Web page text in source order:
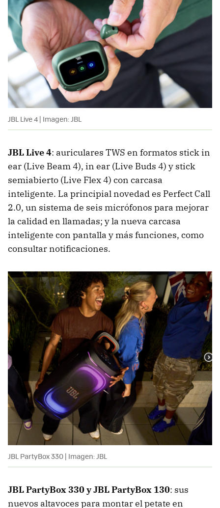
JBL Live 4 | Imagen: JBL
JBL Live 4: auriculares TWS en formatos stick in
ear (Live Beam 4), in ear (Live Buds 4) y stick
semiabierto (Live Flex 4) con carcasa
inteligente. La principial novedad es Perfect Call
2.0, un sistema de seis micrófonos para mejorar
la calidad en llamadas; y la nueva carcasa
inteligente con pantalla y más funciones, como
consultar notificaciones.
JBL PartyBox 330 | Imagen: JBL
JBL PartyBox 330 y JBL PartyBox 130: sus
nuevos altavoces para montar el petate en